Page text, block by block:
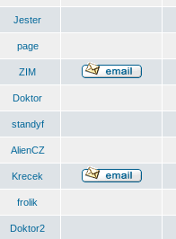
Jester
page
ZIM
Doktor
standyf
AlienCZ
Krecek
frolik
Doktor2